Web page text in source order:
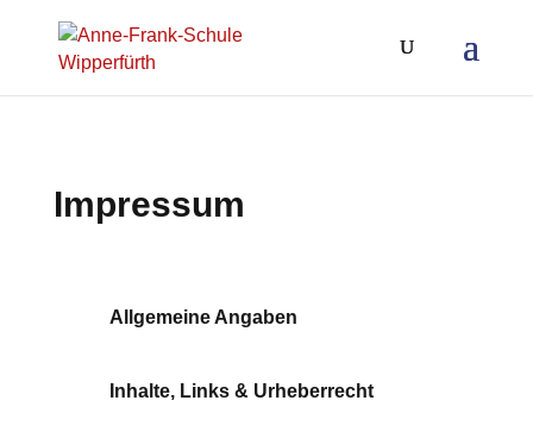
Impressum
Allgemeine Angaben
Inhalte, Links & Urheberrecht